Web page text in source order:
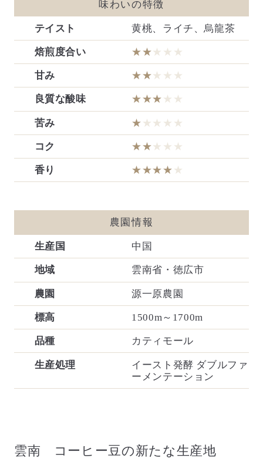
味わいの特徴
テイスト 黄桃、ライチ、烏龍茶
焙煎度合い ★★ ★★★
甘み ★★ ★★★
良質な酸味 ★★★ ★★
苦み ★ ★★★★
コク ★★ ★★★
香り ★★★★ ★
農園情報
生産国 中国
地域 雲南省・徳広市
農園 源一原農園
標高 1500m～1700m
品種 カティモール
生産処理
イースト発酵 ダブルファ
ーメンテーション
雲南 コーヒー豆の新たな生産地